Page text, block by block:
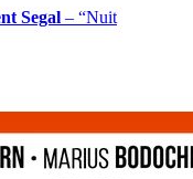
Segal – “Nuit